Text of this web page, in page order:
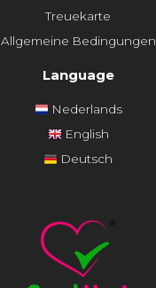
Treuekarte
Allgemeine Bedingungen
Language
Nederlands
English
Deutsch